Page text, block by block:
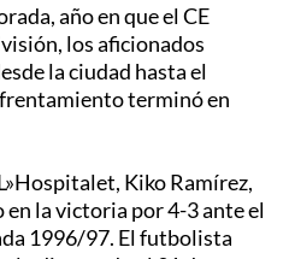
año en que el CE
los aficionados
la ciudad hasta el
terminó en
Kiko Ramírez,
la victoria por 4-3 ante el
1996/97. El futbolista